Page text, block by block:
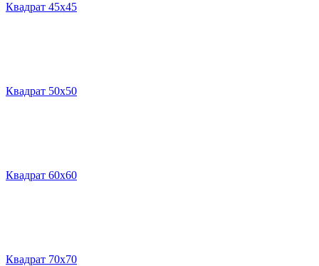
Квадрат 45х45
Квадрат 50х50
Квадрат 60х60
Квадрат 70х70